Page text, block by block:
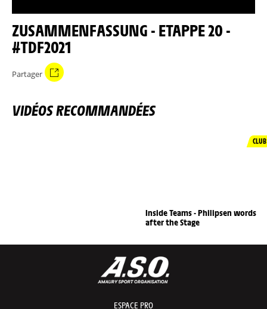
ZUSAMMENFASSUNG - ETAPPE 20 -
#TDF2021
Partager
VIDÉOS RECOMMANDÉES
CLUB
Inside Teams - Philipsen words
after the Stage
ESPACE PRO